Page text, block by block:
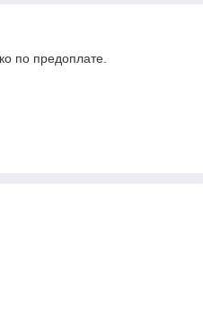
по предоплате.